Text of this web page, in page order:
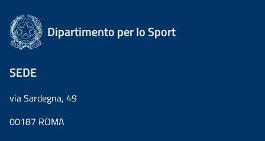
Dipartimento per lo Sport
SEDE
via Sardegna, 49
00187 ROMA